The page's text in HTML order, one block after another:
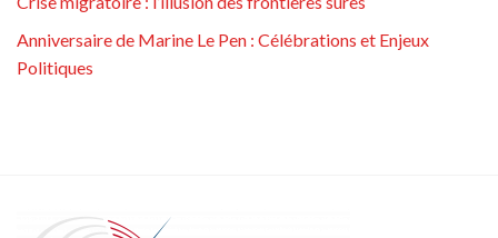
Anniversaire de Marine Le Pen : Célébrations et Enjeux
Politiques